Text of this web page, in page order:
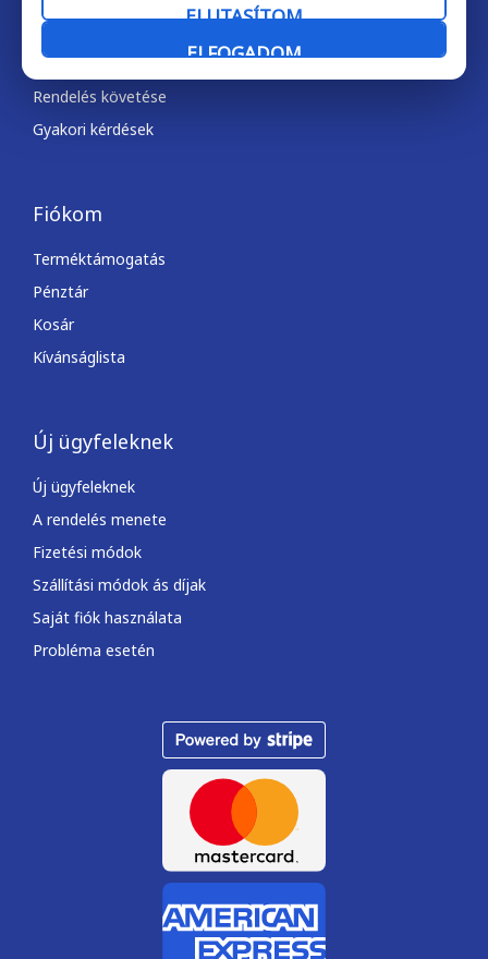
Ajánlatkérés
Fiókom
Rendelés követése
Gyakori kérdések
Fiókom
Terméktámogatás
Pénztár
Kosár
Kívánságlista
Új ügyfeleknek
Új ügyfeleknek
A rendelés menete
Fizetési módok
Szállítási módok ás díjak
Saját fiók használata
Probléma esetén
ELUTASÍTOM
ELFOGADOM